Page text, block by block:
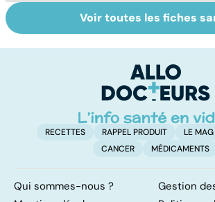
Glande thyroïde :
le gendarme de
vaginale
Voir toutes les fiches
RECETTES RAPPEL PRODUIT
LE
CANCER
MÉDICAMENTS
Qui sommes-nous ?
Gestion